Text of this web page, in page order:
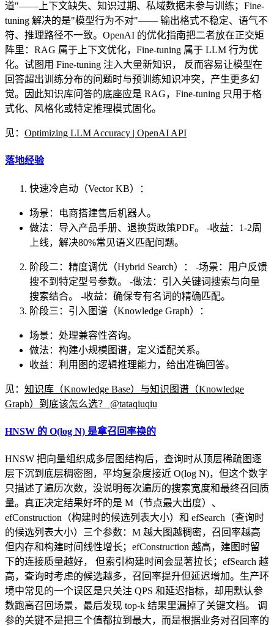
道"——上下文缺失、知识过期、私域数据未参与训练；Fine-
tuning 解决的是"模型行为不对"—— 输出格式不稳定、语气不
符、推理路径不一致。OpenAI 的优化指南把二者放在正交矩
阵里：RAG 属于上下文优化，Fine-tuning 属于 LLM 行为优
化。试图用 Fine-tuning 注入大量新知识， 反而容易让模型在
回答超出训练分布的问题时与预训练知识冲突，产生更多幻
觉。因此知识库问答的底座应是 RAG，Fine-tuning 只用于格
式化、风格化或特定推理模式固化。
见： Optimizing LLM Accuracy | OpenAI API
落地经验
快速冷启动（Vector KB）：
场景：电商搭建售后机器人。
做法：导入产品手册、退换货政策PDF。 -收益：1-2周
上线，解决80%常见语义匹配问题。
阶段二：精度调优（Hybrid Search）： -场景：用户反馈
搜不到特定型号参数。 -做法：引入关键词搜索与向量
搜索结合。 -收益：确保专有名词的精确匹配。
阶段三：引入图谱（Knowledge Graph）：
场景：处理兼容性咨询。
做法：构建小规模图谱，定义适配关系。
收益：利用图的逻辑推理能力，给出准确回答。
见： 知识库（Knowledge Base）与知识图谱（Knowledge
Graph）到底该怎么选？ @tataqiuqiu
HNSW 的 O(log N) 是拿召回率换的
HNSW 把向量组织成多层图结构后，查询时从顶层稀疏图逐
层下沉到底层稠密图，平均复杂度接近 O(log N)，但这个数字
只描述了遍历次数，没说明每次遍历的搜索宽度和最终召回质
量。真正决定结果好坏的是 M（节点最大出度）、
efConstruction（构建时的候选列表大小）和 efSearch（查询时
的候选列表大小）三个参数：M 越大图越稠密，召回率越高
但内存和构建时间线性增长；efConstruction 越高，建图时留
下的连接质量越好， 但索引构建时间会显著拉长；efSearch 越
高，查询时考虑的候选越多，召回率提升但延迟增加。生产环
境中常见的一个误区是只关注 QPS 和延迟指标，却用默认参
数跑高召回场景，最后发现 top-k 结果里漏掉了关键文档。 调
参的关键不是把三个值都拉到最大，而是根据业务对召回率的